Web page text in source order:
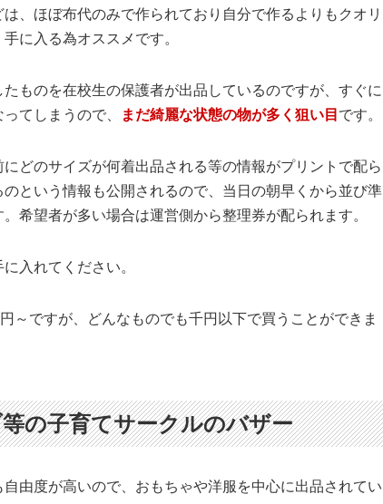
、ほぼ布代のみで作られており自分で作るよりもクオリ
に入る為オススメです。
ものを在校生の保護者が出品しているのですが、すぐに
てしまうので、
まだ綺麗な状態の物が多く狙い目 です。
どのサイズが何着出品される等の情報がプリントで配ら
という情報も公開されるので、当日の朝早くから並び準
希望者が多い場合は運営側から整理券が配られます。
入れてください。
～ですが、どんなものでも千円以下で買うことができま
の子育てサークルのバザー
由度が高いので、おもちゃや洋服を中心に出品されてい